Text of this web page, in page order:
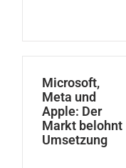
Microsoft,
Meta und
Apple: Der
Markt belohnt
Umsetzung